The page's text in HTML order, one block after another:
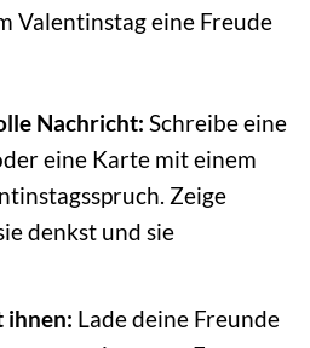
Valentinstag eine Freude
Nachricht: Schreibe eine
eine Karte mit einem
Zeige
denkst und sie
ihnen: Lade deine Freunde